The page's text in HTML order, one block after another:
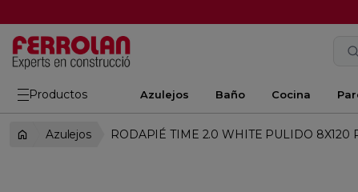
Productos Azulejos Baño Cocina
Azulejos RODAPIÉ TIME 2.0 WHITE PULIDO 8X120